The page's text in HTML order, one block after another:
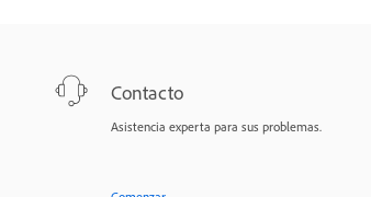
Contacto
Asistencia experta para sus problemas.